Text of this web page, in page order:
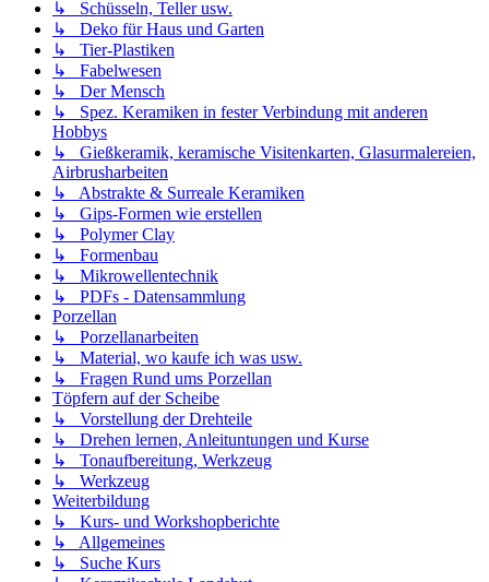
↳ Schüsseln, Teller usw.
↳ Deko für Haus und Garten
↳ Tier-Plastiken
↳ Fabelwesen
↳ Der Mensch
↳ Spez. Keramiken in fester Verbindung mit anderen
Hobbys
↳ Gießkeramik, keramische Visitenkarten, Glasurmalereien,
Airbrusharbeiten
↳ Abstrakte & Surreale Keramiken
↳ Gips-Formen wie erstellen
↳ Polymer Clay
↳ Formenbau
↳ Mikrowellentechnik
↳ PDFs - Datensammlung
Porzellan
↳ Porzellanarbeiten
↳ Material, wo kaufe ich was usw.
↳ Fragen Rund ums Porzellan
Töpfern auf der Scheibe
↳ Vorstellung der Drehteile
↳ Drehen lernen, Anleituntungen und Kurse
↳ Tonaufbereitung, Werkzeug
↳ Werkzeug
Weiterbildung
↳ Kurs- und Workshopberichte
↳ Allgemeines
↳ Suche Kurs